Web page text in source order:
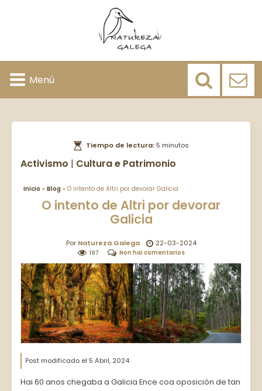
Menú
Tiempo de lectura: 5 minutos
Activismo | Cultura e Patrimonio
Inicio » Blog » O intento de Altri por devorar Galicia
O intento de Altri por devorar
Galicia
Por Natureza Galega 22-03-2024
197 Non hai comentarios
Post modificado el 5 Abril, 2024
Hai 60 anos chegaba a Galicia Ence coa oposición de tan